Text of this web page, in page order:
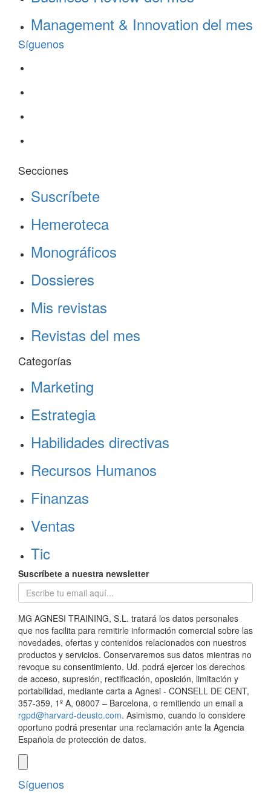
Management & Innovation del mes
Síguenos
Secciones
Suscríbete
Hemeroteca
Monográficos
Dossieres
Mis revistas
Revistas del mes
Categorías
Marketing
Estrategia
Habilidades directivas
Recursos Humanos
Finanzas
Ventas
Tic
Suscríbete a nuestra newsletter
MG AGNESI TRAINING, S.L. tratará los datos personales
que nos facilita para remitirle información comercial sobre las
novedades, ofertas y contenidos relacionados con nuestros
productos y servicios. Conservaremos sus datos mientras no
revoque su consentimiento. Ud. podrá ejercer los derechos
de acceso, supresión, rectificación, oposición, limitación y
portabilidad, mediante carta a Agnesi - CONSELL DE CENT,
357-359, 1º A, 08007 – Barcelona, o remitiendo un email a
rgpd@harvard-deusto.com. Asimismo, cuando lo considere
oportuno podrá presentar una reclamación ante la Agencia
Española de protección de datos.
Síguenos